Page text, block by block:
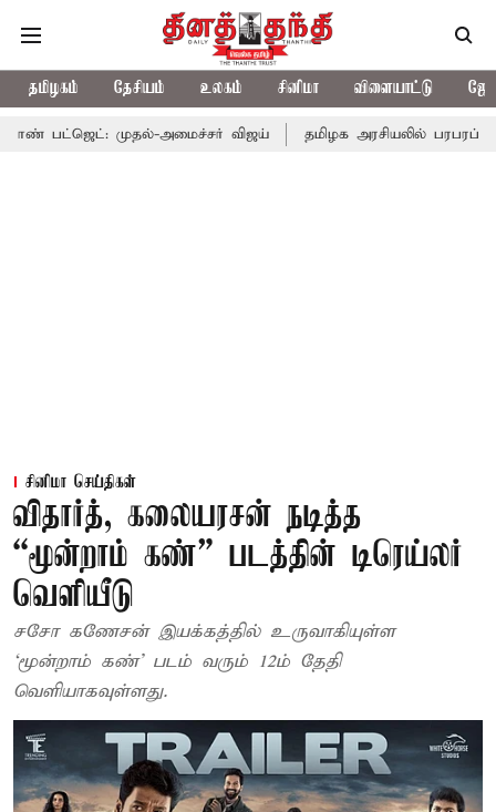
தமிழகம் தேசியம் உலகம் சினிமா விளையாட்டு
முதல்-அமைச்சர் விஜய் தமிழக அரசியலில் பரபரப்பு; அமைச்சர்
சினிமா செய்திகள்
விதார்த், கலையரசன் நடித்த
“மூன்றாம் கண்” படத்தின் டிரெய்லர்
வெளியீடு
சசோ கணேசன் இயக்கத்தில் உருவாகியுள்ள
‘மூன்றாம் கண்’ படம் வரும் 12ம் தேதி
வெளியாகவுள்ளது.